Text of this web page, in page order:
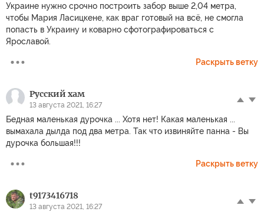
Украине нужно срочно построить забор выше 2,04 метра,
чтобы Мария Ласицкене, как враг готовый на всё, не смогла
попасть в Украину и коварно сфотографироваться с
Ярославой.
Раскрыть ветку
Русский хам
13 августа 2021, 16:27
Бедная маленькая дурочка ... Хотя нет! Какая маленькая ...
вымахала дылда под два метра. Так что извиняйте панна - Вы
дурочка большая!!!
Раскрыть ветку
t9173416718
13 августа 2021, 16:27